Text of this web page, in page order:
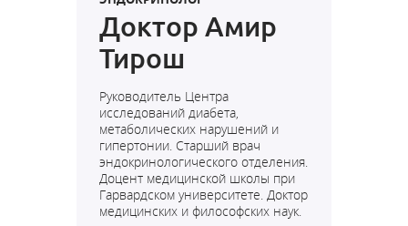
Доктор Амир
Тирош
Руководитель Центра
исследований диабета,
метаболических нарушений и
гипертонии. Старший врач
эндокринологического отделения.
Доцент медицинской школы при
Гарвардском университете. Доктор
медицинских и философских наук.